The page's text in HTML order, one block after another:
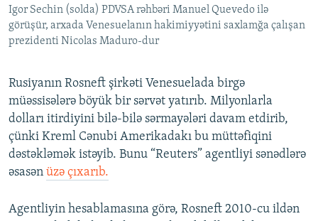
İZ - MƏDƏNIYYƏT PROQRAMI
MATERIALLARIMIZDAN ISTIFADƏ
AZADLIQRADIOSU MOBIL TELEFONUNUZDA
XƏBƏR BÜLLETENLƏRIMIZ
RFE/RL-in bütün saytları
Igor Sechin (solda) PDVSA rəhbəri Manuel Quevedo ilə
görüşür, arxada Venesuelanın hakimiyyətini saxlamğa çalışan
prezidenti Nicolas Maduro-dur
Rusiyanın Rosneft şirkəti Venesuelada birgə
müəssisələrə böyük bir sərvət yatırıb. Milyonlarla
dolları itirdiyini bilə-bilə sərmayələri davam etdirib,
çünki Kreml Cənubi Amerikadakı bu müttəfiqini
dəstəkləmək istəyib. Bunu “Reuters” agentliyi sənədlərə
əsasən üzə çıxarıb.
Agentliyin hesablamasına görə, Rosneft 2010-cu ildən